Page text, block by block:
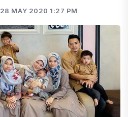
28 MAY 2020 1:27 PM